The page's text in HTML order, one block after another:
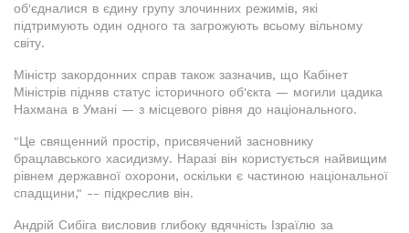
об'єдналися в єдину групу злочинних режимів, які
підтримують один одного та загрожують всьому вільному
світу.
Міністр закордонних справ також зазначив, що Кабінет
Міністрів підняв статус історичного об'єкта — могили цадика
Нахмана в Умані — з місцевого рівня до національного.
"Це священний простір, присвячений засновнику
брацлавського хасидизму. Наразі він користується найвищим
рівнем державної охорони, оскільки є частиною національної
спадщини," -- підкреслив він.
Андрій Сибіга висловив глибоку вдячність Ізраїлю за